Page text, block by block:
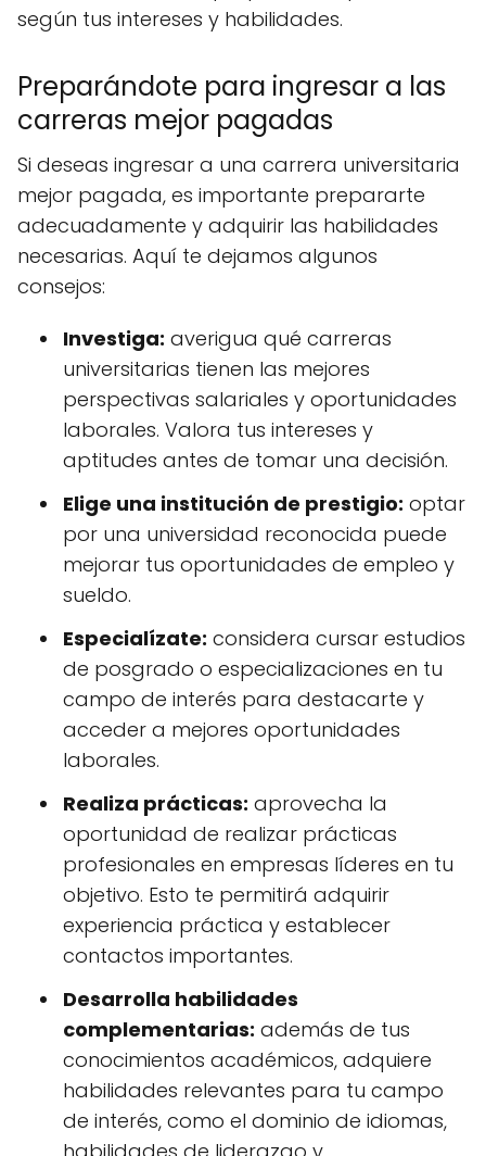
según tus intereses y habilidades.
Preparándote para ingresar a las
carreras mejor pagadas
Si deseas ingresar a una carrera universitaria
mejor pagada, es importante prepararte
adecuadamente y adquirir las habilidades
necesarias. Aquí te dejamos algunos
consejos:
Investiga: averigua qué carreras
universitarias tienen las mejores
perspectivas salariales y oportunidades
laborales. Valora tus intereses y
aptitudes antes de tomar una decisión.
Elige una institución de prestigio: optar
por una universidad reconocida puede
mejorar tus oportunidades de empleo y
sueldo.
Especialízate: considera cursar estudios
de posgrado o especializaciones en tu
campo de interés para destacarte y
acceder a mejores oportunidades
laborales.
Realiza prácticas: aprovecha la
oportunidad de realizar prácticas
profesionales en empresas líderes en tu
objetivo. Esto te permitirá adquirir
experiencia práctica y establecer
contactos importantes.
Desarrolla habilidades
complementarias: además de tus
conocimientos académicos, adquiere
habilidades relevantes para tu campo
de interés, como el dominio de idiomas,